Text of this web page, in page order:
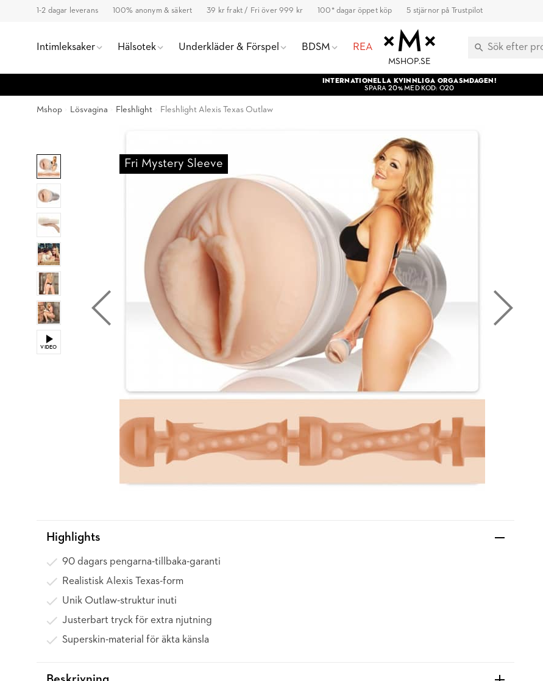
1-2 dagar leverans 100% anonym & säkert 39 kr frakt / Fri över 999 kr 100* dagar öppet köp 5 stjärnor på Trustpilot
Intimleksaker Hälsotek Underkläder & Förspel BDSM REA
MSHOP.SE
INTERNATIONELLA KVINNLIGA ORGASMDAGEN!
SPARA 20% MED KOD: O20
Mshop Lösvagina Fleshlight Fleshlight Alexis Texas Outlaw
Fri Mystery Sleeve
VIDEO
Highlights
90 dagars pengarna-tillbaka-garanti
Realistisk Alexis Texas-form
Unik Outlaw-struktur inuti
Justerbart tryck för extra njutning
Superskin-material för äkta känsla